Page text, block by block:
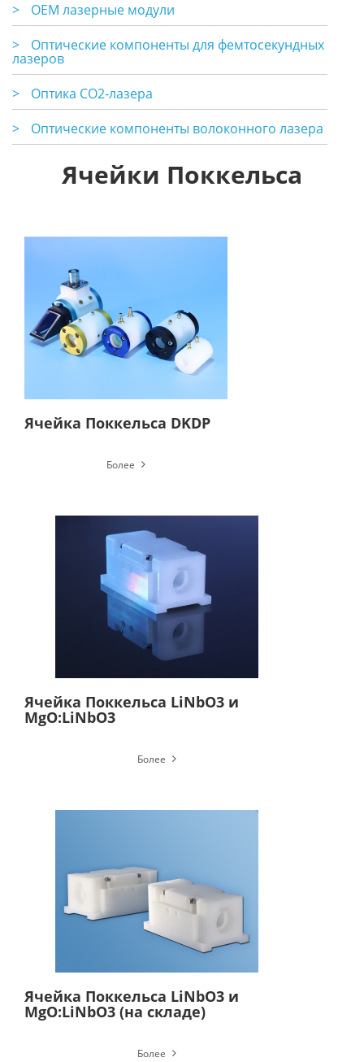
>
OEM лазерные модули
>
Оптические компоненты для фемтосекундных
лазеров
>
Оптика CO2-лазера
>
Оптические компоненты волоконного лазера
Ячейки Поккельса
Ячейка Поккельса DKDP
Более
Ячейка Поккельса LiNbO3 и
MgO:LiNbO3
Более
Ячейка Поккельса LiNbO3 и
MgO:LiNbO3 (на складе)
Более